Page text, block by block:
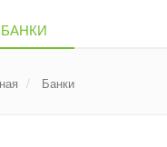
БАНКИ
Банки